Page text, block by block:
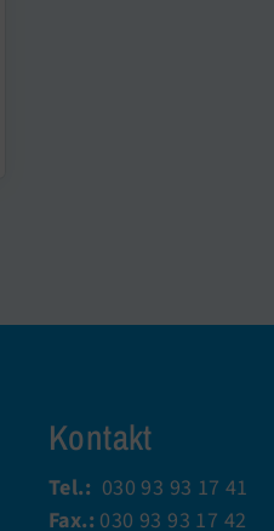
Kontakt
Tel.: 030 93 93 17 41
Fax.: 030 93 93 17 42